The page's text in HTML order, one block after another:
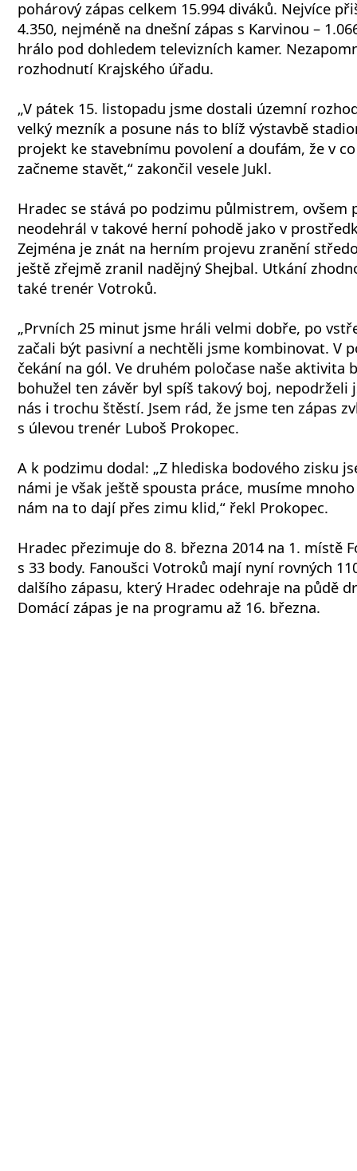
pohárový zápas celkem 15.994 diváků. Nejvíce
4.350, nejméně na dnešní zápas s Karvinou –
hrálo pod dohledem televizních kamer.
rozhodnutí Krajského úřadu.
„V pátek 15. listopadu jsme dostali územní
velký mezník a posune nás to blíž výstavbě
projekt ke stavebnímu povolení a doufám, že v
začneme stavět,“ zakončil vesele Jukl.
Hradec se stává po podzimu půlmistrem, ovšem
neodehrál v takové herní pohodě jako v
Zejména je znát na herním projevu zranění
ještě zřejmě zranil nadějný Shejbal. Utkání
také trenér Votroků.
„Prvních 25 minut jsme hráli velmi dobře, po
začali být pasivní a nechtěli jsme kombinovat. V
čekání na gól. Ve druhém poločase naše aktivita
bohužel ten závěr byl spíš takový boj, nepodrželi
nás i trochu štěstí. Jsem rád, že jsme ten zápas
s úlevou trenér Luboš Prokopec.
A k podzimu dodal: „Z hlediska bodového zisku
námi je však ještě spousta práce, musíme
nám na to dají přes zimu klid,“ řekl Prokopec.
Hradec přezimuje do 8. března 2014 na 1. místě
s 33 body. Fanoušci Votroků mají nyní rovných
dalšího zápasu, který Hradec odehraje na půdě
Domácí zápas je na programu až 16. března.